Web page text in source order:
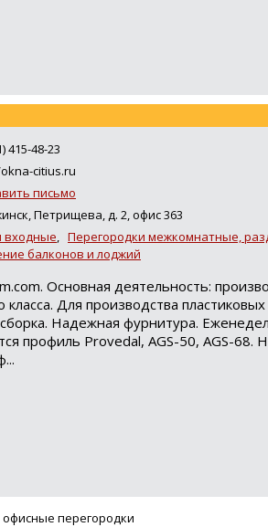
415-48-23
citius.ru
письмо
Петрищева, д. 2, офис 363
входные, Перегородки межкомнатные,
балконов и лоджий
Основная деятельность:
Для производства
Надежная фурнитура.
профиль Provedal, AGS-50, AGS-
перегородки